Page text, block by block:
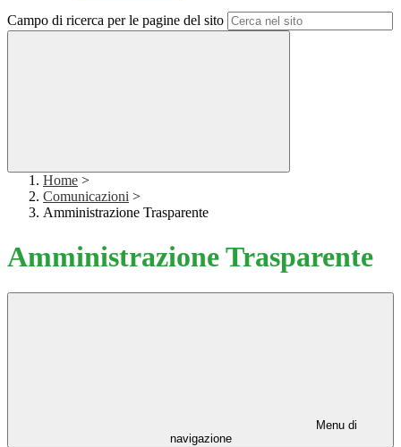
Campo di ricerca per le pagine del sito
Home >
Comunicazioni >
Amministrazione Trasparente
Amministrazione Trasparente
Menu di
navigazione